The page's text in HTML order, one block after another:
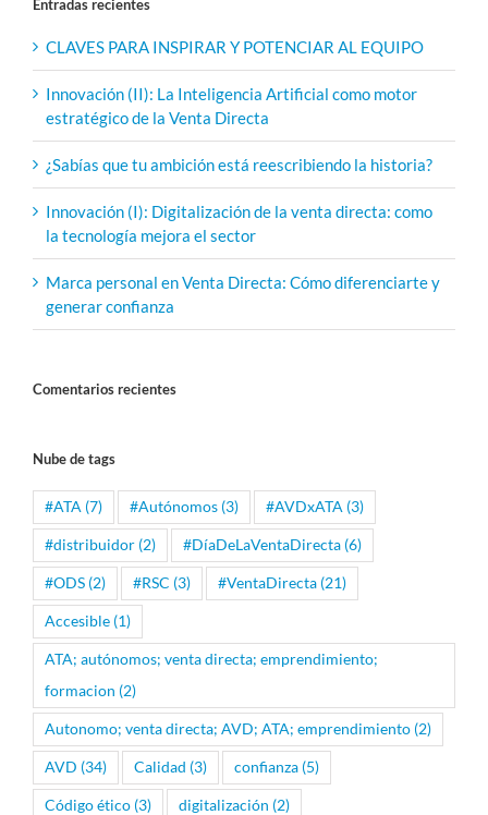
Entradas recientes
CLAVES PARA INSPIRAR Y POTENCIAR AL EQUIPO
Innovación (II): La Inteligencia Artificial como motor
estratégico de la Venta Directa
¿Sabías que tu ambición está reescribiendo la historia?
Innovación (I): Digitalización de la venta directa: como
la tecnología mejora el sector
Marca personal en Venta Directa: Cómo diferenciarte y
generar confianza
Comentarios recientes
Nube de tags
#ATA (7) #Autónomos (3) #AVDxATA (3)
#distribuidor (2) #DíaDeLaVentaDirecta (6)
#ODS (2) #RSC (3) #VentaDirecta (21)
Accesible (1)
ATA; autónomos; venta directa; emprendimiento;
formacion (2)
Autonomo; venta directa; AVD; ATA; emprendimiento (2)
AVD (34) Calidad (3) confianza (5)
Código ético (3) digitalización (2)